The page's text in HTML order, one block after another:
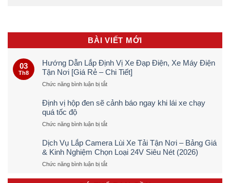
BÀI VIẾT MỚI
03
Th8
Hướng Dẫn Lắp Định Vị Xe Đạp Điện, Xe Máy Điện
Tận Nơi [Giá Rẻ – Chi Tiết]
Chức năng bình luận bị tắtở
Dẫn
Vị
Đạp
Điện,
Máy
Định vị hộp đen sẽ cảnh báo ngay khi lái xe chạy
quá tốc độ
Chức năng bình luận bị tắtở
hộp
đen
sẽ
báo
Dịch Vụ Lắp Camera Lùi Xe Tải Tận Nơi – Bảng Giá
& Kinh Nghiệm Chọn Loại 24V Siêu Nét (2026)
Chức năng bình luận bị tắtở
Vụ